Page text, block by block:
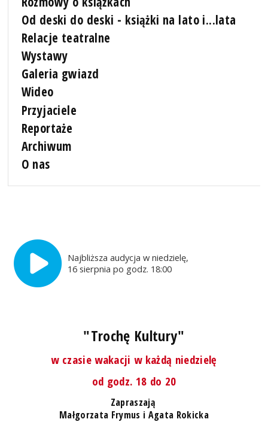
Od deski do deski - książki na lato i...lata
Relacje teatralne
Wystawy
Galeria gwiazd
Wideo
Przyjaciele
Reportaże
Archiwum
O nas
Najbliższa audycja w niedzielę,
16 sierpnia po godz. 18:00
"Trochę Kultury"
w czasie wakacji w każdą niedzielę
od godz. 18 do 20
Zapraszają
Małgorzata Frymus i Agata Rokicka